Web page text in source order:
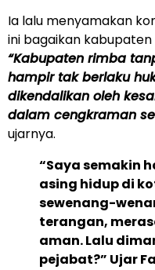
Ia lalu menyamakan
ini bagaikan
“Kabupaten rimba
hampir tak berlaku
dikendalikan oleh
dalam cengkraman
ujarnya.
“Saya semakin
asing hidup di
sewenang-
terangan,
aman. Lalu
pejabat?” Ujar